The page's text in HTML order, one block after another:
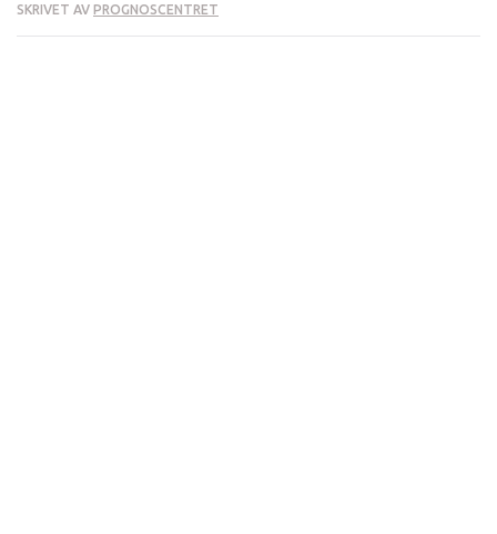
SKRIVET AV PROGNOSCENTRET